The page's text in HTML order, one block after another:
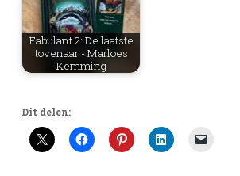
Fabulant 2: De laatste
tovenaar - Marloes
Kemming
Dit delen: